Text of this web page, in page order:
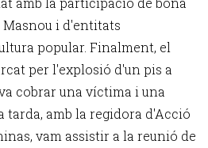
i d'entitats
popular. Finalment, el
per l'explosió d'un pis a
cobrar una víctima i una
tarda, amb la regidora d'Acció
vam assistir a la reunió de